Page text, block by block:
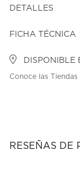
DETALLES
FICHA TÉCNICA
DISPONIBLE
Conoce las
RESEÑAS DE